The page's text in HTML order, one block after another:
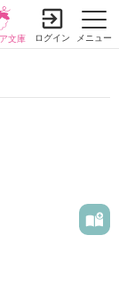
メニュー
文庫 ログイン